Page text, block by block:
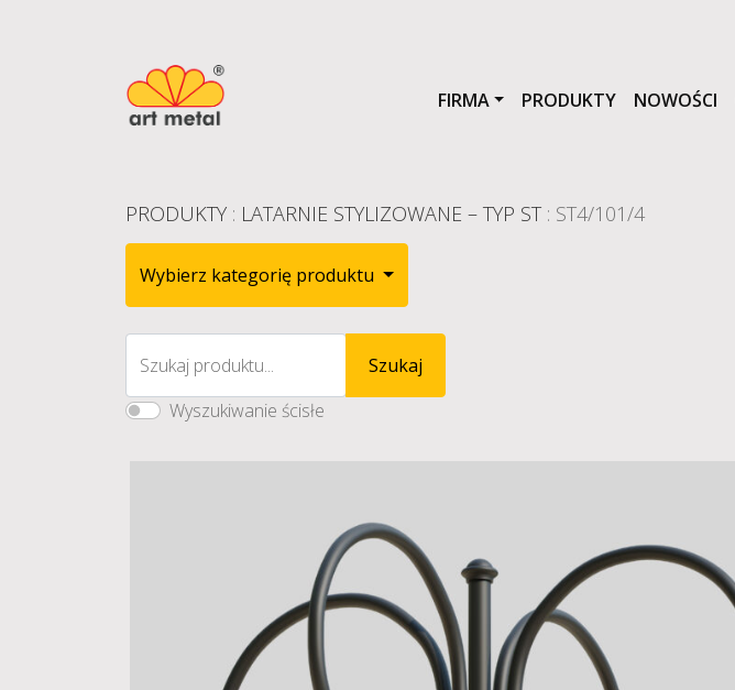
FIRMA PRODUKTY NOWOŚCI
PRODUKTY : LATARNIE STYLIZOWANE – TYP ST : ST4/101/4
Wybierz kategorię produktu
Szukaj produktu...
Szukaj
Wyszukiwanie ścisłe